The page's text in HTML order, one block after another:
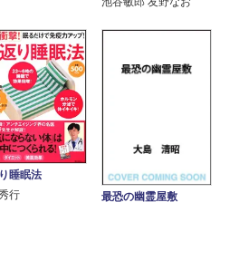
睡眠法
行
最恐の幽霊屋敷